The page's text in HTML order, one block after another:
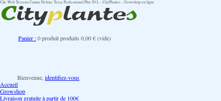
Cde Web Terreau Canna Deluxe Terra Professional Plus 50 L - CityPlantes - Growshop en ligne
Panier :0produitproduits 0,00 €(vide)
Bienvenue, identifiez-vous
Accueil
Growshop
Livraison gratuite à partir de 100€